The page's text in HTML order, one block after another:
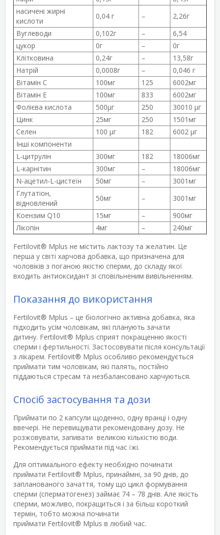
насичені жирні
кислоти
0,04 г –
2,26г
Вуглеводи
0,102г –
6,54
цукор
0г –
0г
Клітковина
0,24г –
13,58г
Натрій
0,0008г –
0,046 г
Вітамін С
100мг 125
6002мг
Вітамін Е
100мг 833
6002мг
Фолієва кислота
500µг 250
30010 µг
Цинк
25мг 250
1501мг
Селен
100 µг 182
6002 µг
Інші компоненти
L-цитрулін
300мг 182
18006мг
L-карнітин
300мг –
18006мг
N-ацетил-L-цистеїн
50мг –
3001мг
Глутатіон,
відновлений
50мг –
3001мг
Коензим Q10
15мг –
900мг
Лікопін
4мг –
240мг
Fertilovit® Mplus не містить лактозу та желатин. Це
перша у світі харчова добавка, що призначена для
чоловіків з поганою якістю сперми, до складу якої
входить антиоксидант зі сповільненим вивільненням.
Показання до використання
Fertilovit® Mplus – це біологічно активна добавка, яка
підходить усім чоловікам, які планують зачати
дитину. Fertilovit® Mplus сприят покращенню якості
сперми і фертильності. Застосовувати після консультації
з лікарем. Fertilovit® Mplus особливо рекомендується
приймати тим чоловікам, які палять, постійно
піддаються стресам та незбалансовано харчуються.
Спосіб застосування та дози
Приймати по 2 капсули щоденно, одну вранці і одну
ввечері. Не перевищувати рекомендовану дозу. Не
розжовувати, запивати великою кількістю води.
Рекомендується приймати під час їжі.
Для оптимального ефекту необхідно починати
приймати Fertilovit® Mplus, принаймні, за 90 днів, до
запланованого зачаття, тому що цикл формування
сперми (сперматогенез) займає 74 – 78 днів. Але якість
сперми, можливо, покращиться і за більш короткий
термін, тобто можна починати
приймати Fertilovit® Mplus в любий час.